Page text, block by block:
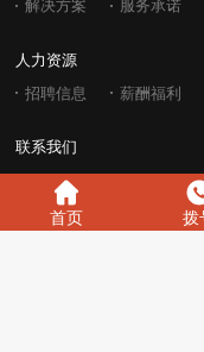
解决方案 服务承诺
人力资源
招聘信息 薪酬福利
联系我们
西安兴汇电力科技有限
首页 拨